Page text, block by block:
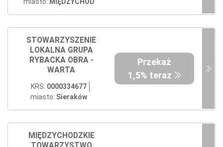
STOWARZYSZENIE
LOKALNA GRUPA
RYBACKA OBRA -
WARTA
KRS: 0000334677
miasto: Sieraków
Przekaż
1,5% teraz
MIĘDZYCHODZKIE